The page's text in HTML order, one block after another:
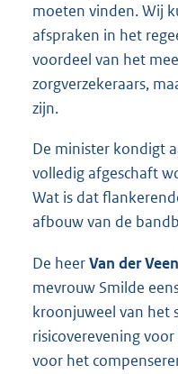
moeten vinden. Wij
afspraken in het
voordeel van het
zorgverzekeraars,
zijn.
De minister kondigt
volledig afgeschaft
Wat is dat
afbouw van de
De heerVan der Veen
mevrouw Smilde
kroonjuweel van het
risicoverevening
voor het